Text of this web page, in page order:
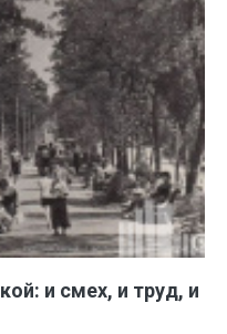
и смех, и труд, и